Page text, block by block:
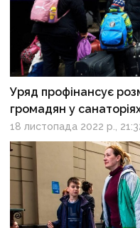
Уряд профінансує
громадян у
18 листопада 2022 р.,